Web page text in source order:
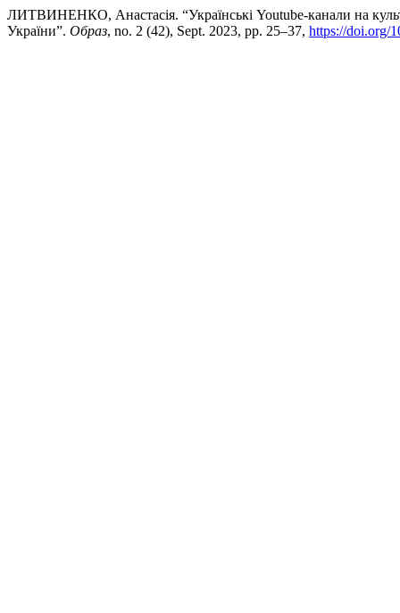
ЛИТВИНЕНКО, Анастасія. “Українські Youtube-канали на
України”. Образ, no. 2 (42), Sept. 2023, pp. 25–37, https://doi.org/